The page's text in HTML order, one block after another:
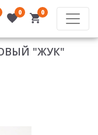
0 0
"ЖУК"